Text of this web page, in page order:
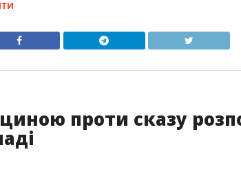
проти сказу